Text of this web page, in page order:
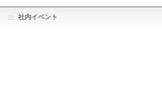
社内イベント